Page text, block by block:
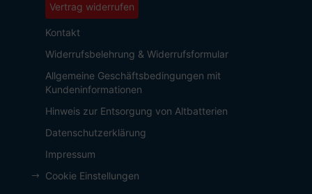
Vertrag widerrufen
Kontakt
Widerrufsbelehrung & Widerrufsformular
Allgemeine Geschäftsbedingungen mit
Kundeninformationen
Hinweis zur Entsorgung von Altbatterien
Datenschutzerklärung
Impressum
Cookie Einstellungen